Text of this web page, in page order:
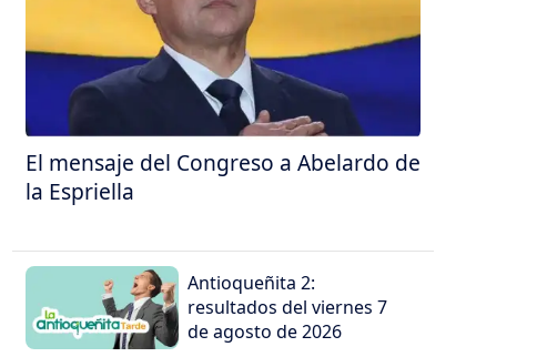
El mensaje del Congreso a Abelardo de
la Espriella
Antioqueñita 2:
resultados del viernes 7
de agosto de 2026